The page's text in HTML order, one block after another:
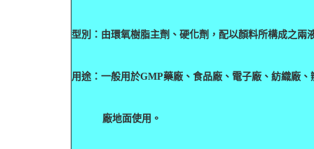
型別：由環氧樹脂主劑、硬化劑，配以顏料所構成之兩
用途：一般用於GMP藥廠、食品廠、電子廠、紡織廠
廠地面使用。